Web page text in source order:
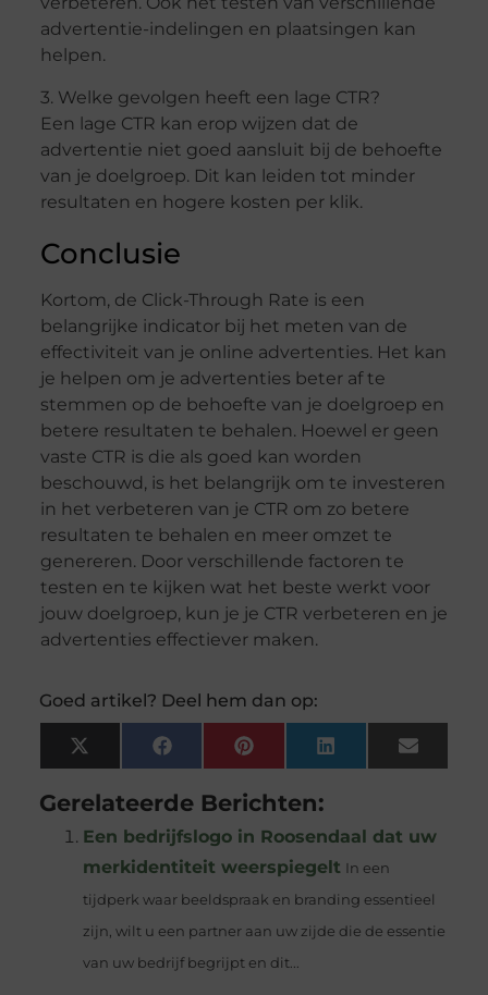
advertentie-indelingen en plaatsingen kan
helpen.
3. Welke gevolgen heeft een lage CTR?
Een lage CTR kan erop wijzen dat de
advertentie niet goed aansluit bij de behoefte
van je doelgroep. Dit kan leiden tot minder
resultaten en hogere kosten per klik.
Conclusie
Kortom, de Click-Through Rate is een
belangrijke indicator bij het meten van de
effectiviteit van je online advertenties. Het kan
je helpen om je advertenties beter af te
stemmen op de behoefte van je doelgroep en
betere resultaten te behalen. Hoewel er geen
vaste CTR is die als goed kan worden
beschouwd, is het belangrijk om te investeren
in het verbeteren van je CTR om zo betere
resultaten te behalen en meer omzet te
genereren. Door verschillende factoren te
testen en te kijken wat het beste werkt voor
jouw doelgroep, kun je je CTR verbeteren en je
advertenties effectiever maken.
Goed artikel? Deel hem dan op:
X
(Twitter)
FacebookPinterestLinkedInEmail
Gerelateerde Berichten:
Een bedrijfslogo in Roosendaal dat uw
merkidentiteit weerspiegelt In een
tijdperk waar beeldspraak en branding essentieel
zijn, wilt u een partner aan uw zijde die de essentie
van uw bedrijf begrijpt en dit...